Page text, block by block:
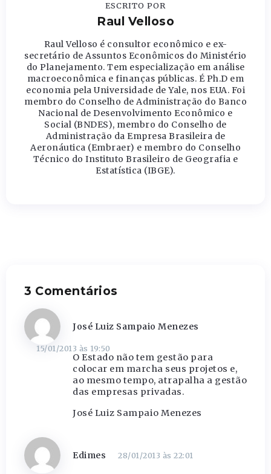
ESCRITO POR
Raul Velloso
Raul Velloso é consultor econômico e ex-
secretário de Assuntos Econômicos do Ministério
do Planejamento. Tem especialização em análise
macroeconômica e finanças públicas. É Ph.D em
economia pela Universidade de Yale, nos EUA. Foi
membro do Conselho de Administração do Banco
Nacional de Desenvolvimento Econômico e
Social (BNDES), membro do Conselho de
Administração da Empresa Brasileira de
Aeronáutica (Embraer) e membro do Conselho
Técnico do Instituto Brasileiro de Geografia e
Estatística (IBGE).
3 Comentários
José Luiz Sampaio Menezes
15/01/2013 às 19:50
O Estado não tem gestão para
colocar em marcha seus projetos e,
ao mesmo tempo, atrapalha a gestão
das empresas privadas.
José Luiz Sampaio Menezes
Edimes 28/01/2013 às 22:01